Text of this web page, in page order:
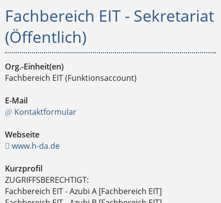
Fachbereich EIT - Sekretariat
(Öffentlich)
Org.-Einheit(en)
Fachbereich EIT (Funktionsaccount)
E-Mail
Kontaktformular
Webseite
www.h-da.de
Kurzprofil
ZUGRIFFSBERECHTIGT:
Fachbereich EIT - Azubi A [Fachbereich EIT]